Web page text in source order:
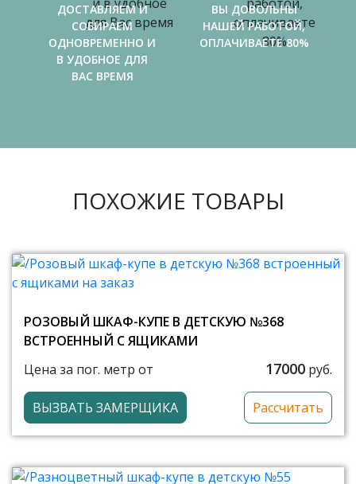
ДОСТАВЛЯЕМ И
СОБИРАЕМ
ОДНОВРЕМЕННО И
В УДОБНОЕ ДЛЯ
ВАС ВРЕМЯ
ВЫ ДОВОЛЬНЫ
НАШЕЙ РАБОТОЙ,
ОПЛАЧИВАЕТЕ 80%
ПОХОЖИЕ ТОВАРЫ
РОЗОВЫЙ ШКАФ-КУПЕ В ДЕТСКУЮ №368
ВСТРОЕННЫЙ С ЯЩИКАМИ
Цена за пог. метр от
17000 руб.
ВЫЗВАТЬ ЗАМЕРЩИКА Рассчитать